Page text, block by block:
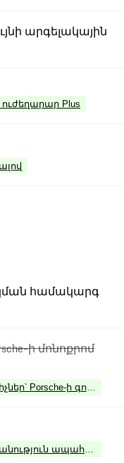
արգելակային
Plus
համակարգ
ի մոնոքրոմ
Porsche-ի
ապահովող